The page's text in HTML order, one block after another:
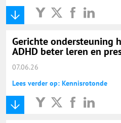
Gerichte ondersteuning
ADHD beter leren en
07.06.26
Lees verder op: Kennisrotonde